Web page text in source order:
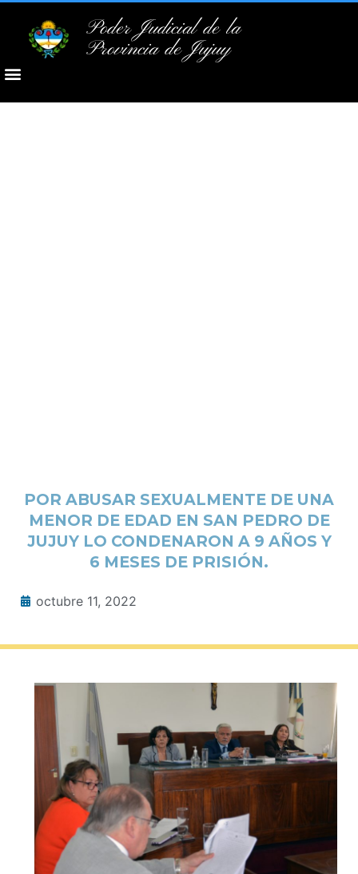
Poder Judicial de la
Provincia de Jujuy
POR ABUSAR SEXUALMENTE DE UNA
MENOR DE EDAD EN SAN PEDRO DE
JUJUY LO CONDENARON A 9 AÑOS Y
6 MESES DE PRISIÓN.
octubre 11, 2022